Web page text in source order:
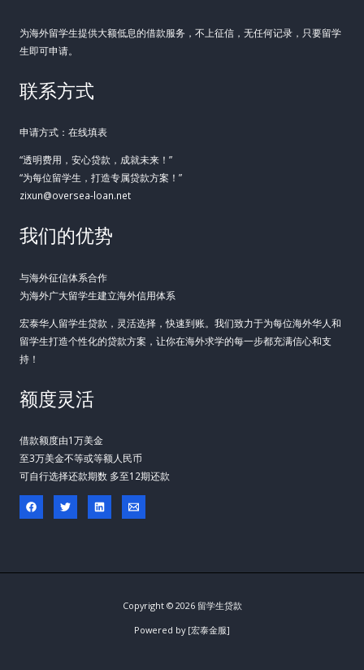
为海外留学生提供大额低息的借款服务，不上征信，无任何记录，只要留学
生即可申请。
联系方式
申请方式：在线填表
“透明费用，安心贷款，成就未来！”
“为每位留学生，打造专属贷款方案！”
zixun@oversea-loan.net
我们的优势
与海外征信体系合作
为海外广大留学生建立海外信用体系
宏泰华人留学生贷款，灵活选择，快速到账。我们致力于为每位海外华人和
留学生打造个性化的贷款方案，让你在海外求学的每一步都充满信心和支
持！
额度灵活
借款额度由1万美金
至3万美金不等或等额人民币
可自行选择还款期数 多至12期还款
Copyright © 2026 留学生贷款
Powered by [宏泰金服]